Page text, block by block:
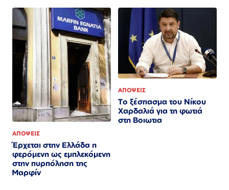
ΑΠΟΨΕΙΣ
Έρχεται στην Ελλάδα η
φερόμενη ως εμπλεκόμενη
στην πυρπόληση της
Μαρφίν
ΑΠΟΨΕΙΣ
Το ξέσπασμα του Νίκου
Χαρδαλιά για τη φωτιά
στη Βοιωτια